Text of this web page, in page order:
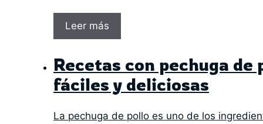
Leer más
Recetas con pechuga de
fáciles y deliciosas
La pechuga de pollo es uno de los